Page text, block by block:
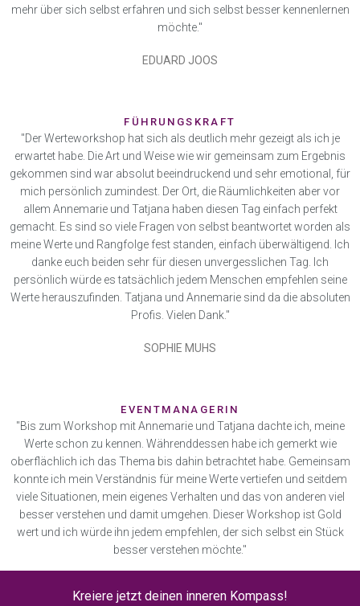
mehr über sich selbst erfahren und sich selbst besser kennenlernen
möchte."
EDUARD JOOS
FÜHRUNGSKRAFT
"Der Werteworkshop hat sich als deutlich mehr gezeigt als ich je
erwartet habe. Die Art und Weise wie wir gemeinsam zum Ergebnis
gekommen sind war absolut beeindruckend und sehr emotional, für
mich persönlich zumindest. Der Ort, die Räumlichkeiten aber vor
allem Annemarie und Tatjana haben diesen Tag einfach perfekt
gemacht. Es sind so viele Fragen von selbst beantwortet worden als
meine Werte und Rangfolge fest standen, einfach überwältigend. Ich
danke euch beiden sehr für diesen unvergesslichen Tag. Ich
persönlich würde es tatsächlich jedem Menschen empfehlen seine
Werte herauszufinden. Tatjana und Annemarie sind da die absoluten
Profis. Vielen Dank."
SOPHIE MUHS
EVENTMANAGERIN
"Bis zum Workshop mit Annemarie und Tatjana dachte ich, meine
Werte schon zu kennen. Währenddessen habe ich gemerkt wie
oberflächlich ich das Thema bis dahin betrachtet habe. Gemeinsam
konnte ich mein Verständnis für meine Werte vertiefen und seitdem
viele Situationen, mein eigenes Verhalten und das von anderen viel
besser verstehen und damit umgehen. Dieser Workshop ist Gold
wert und ich würde ihn jedem empfehlen, der sich selbst ein Stück
besser verstehen möchte."
Kreiere jetzt deinen inneren Kompass!